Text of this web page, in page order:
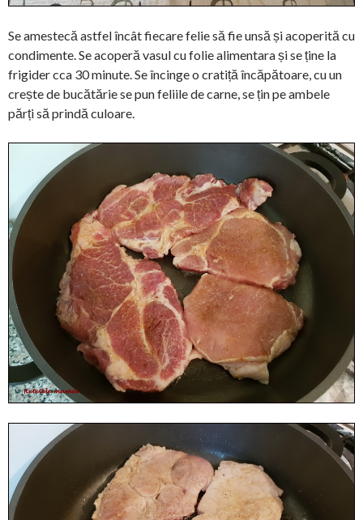
Se amestecă astfel încât fiecare felie să fie unsă și acoperită cu
condimente. Se acoperă vasul cu folie alimentara și se ține la
frigider cca 30 minute. Se încinge o cratiță încăpătoare, cu un
crește de bucătărie se pun feliile de carne, se țin pe ambele
părți să prindă culoare.